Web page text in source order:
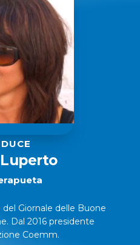
Giornale delle Buone
Dal 2016 presidente
Coemm.